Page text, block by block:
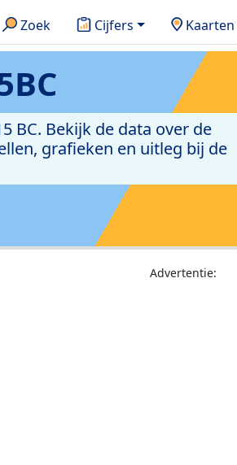
Zoek Cijfers Kaarten
BC. Bekijk de data over de
grafieken en uitleg bij de
Advertentie: